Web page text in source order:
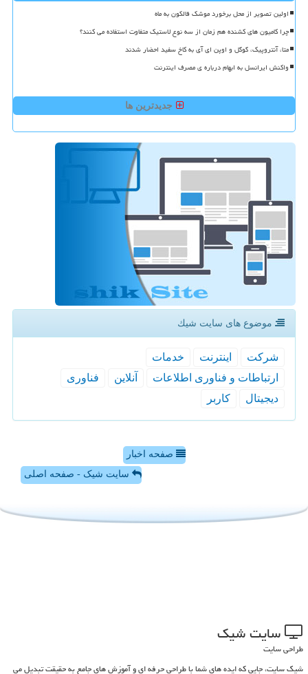
اولین تصویر از محل برخورد موشک فالکون به ماه
چرا کامیون های کشنده هم زمان از سه نوع لاستیک متفاوت استفاده می کنند؟
متا، آنتروپیک، گوگل و اوپن ای آی به کاخ سفید احضار شدند
واکنش ایرانسل به ابهام درباره ی مصرف اینترنت
جدیدترین ها
موضوع های سایت شیك
شركت اینترنت
خدمات
ارتباطات و فناوری اطلاعات
آنلاین
فناوری
دیجیتال
كاربر
صفحه اخبار
سایت شیک - صفحه اصلی
سایت شیك
طراحی سایت
شیک سایت، جایی که ایده های شما با طراحی حرفه ای و آموزش های جامع به حقیقت تبدیل می